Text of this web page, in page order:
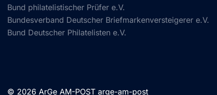
Bund philatelistischer Prüfer e.V.
Bundesverband Deutscher Briefmarkenversteigerer e.V.
Bund Deutscher Philatelisten e.V.
© 2026 ArGe AM-POST arge-am-post